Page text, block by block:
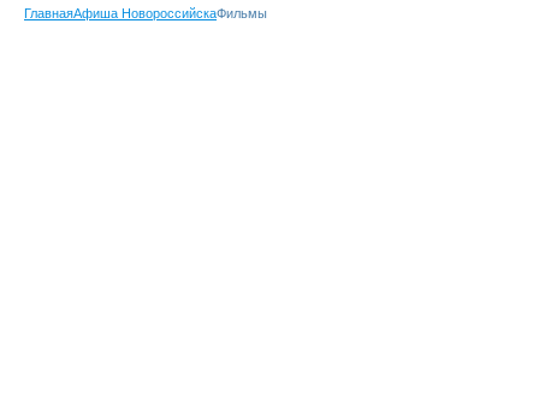
ГлавнаяАфиша НовороссийскаФильмы